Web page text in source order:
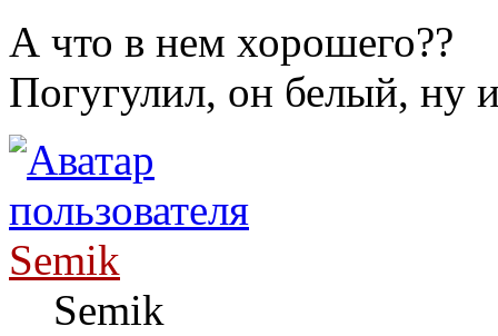
А что в нем хорошего??
Погугулил, он белый, ну
Semik
Semik